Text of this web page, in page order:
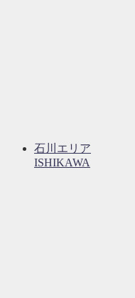
石川エリア
ISHIKAWA